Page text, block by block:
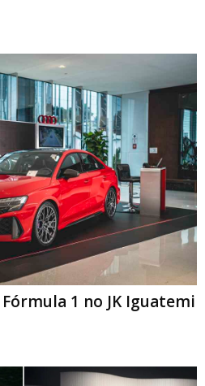
Fórmula 1 no JK Iguatemi